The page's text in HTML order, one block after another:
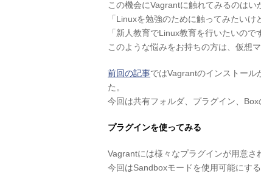
この機会にVagrantに触れてみるのはい
「Linuxを勉強のために触ってみたいけ
「新人教育でLinux教育を行いたいの
このような悩みをお持ちの方は、仮想
前回の記事ではVagrantのインストール
た。
今回は共有フォルダ、プラグイン、Box
プラグインを使ってみる
Vagrantには様々なプラグインが用意さ
今回はSandboxモードを使用可能にす